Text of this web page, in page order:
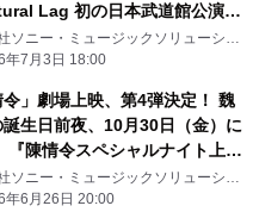
Lag 初の日本武道館公演へ
いに迫る！ 過去最大級ライブ
日舞台裏にも密着！ エムオ
14(火)夜10時～オンエア！
ソニー・ミュージックソリューショ
年7月3日 18:00
令」劇場上映、第4弾決定！ 魏
生日前夜、10月30日（金）に
『陳情令スペシャルナイト上映
』東京・大阪・名古屋にて
ソニー・ミュージックソリューショ
年6月26日 20:00